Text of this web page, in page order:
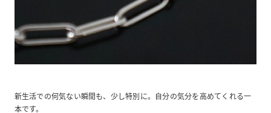
新生活での何気ない瞬間も、少し特別に。自分の気分を高めてくれる一
本です。